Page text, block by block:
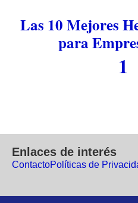
Las 10 Mejores
para
1
Enlaces de interés
ContactoPolíticas de